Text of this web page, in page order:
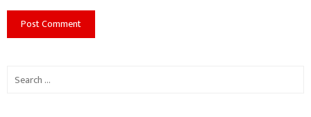
Search